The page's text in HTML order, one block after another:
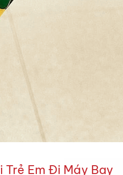
Trẻ Em Đi Máy Bay